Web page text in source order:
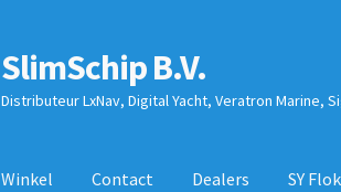
Ga
door
naar
Ga
naar
de
SlimSchip B.V.
Distributeur LxNav, Digital Yacht, Veratron Marine,
Winkel Contact Dealers SY